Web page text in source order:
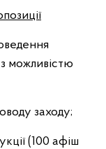
можливістю
заходу;
(100 афіш